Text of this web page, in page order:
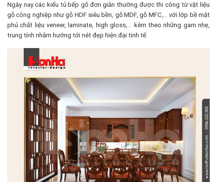
Ngày nay các kiểu tủ bếp gỗ đơn giản thường được thi công từ vật liệu
gỗ công nghiệp như gỗ HDF siêu bền, gỗ MDF, gỗ MFC,… với lớp bề mặt
phủ chất liệu veneer, laminate, high gloss,… kèm theo những gam nhẹ,
trung tính nhằm hướng tới nét đẹp hiện đại tinh tế.